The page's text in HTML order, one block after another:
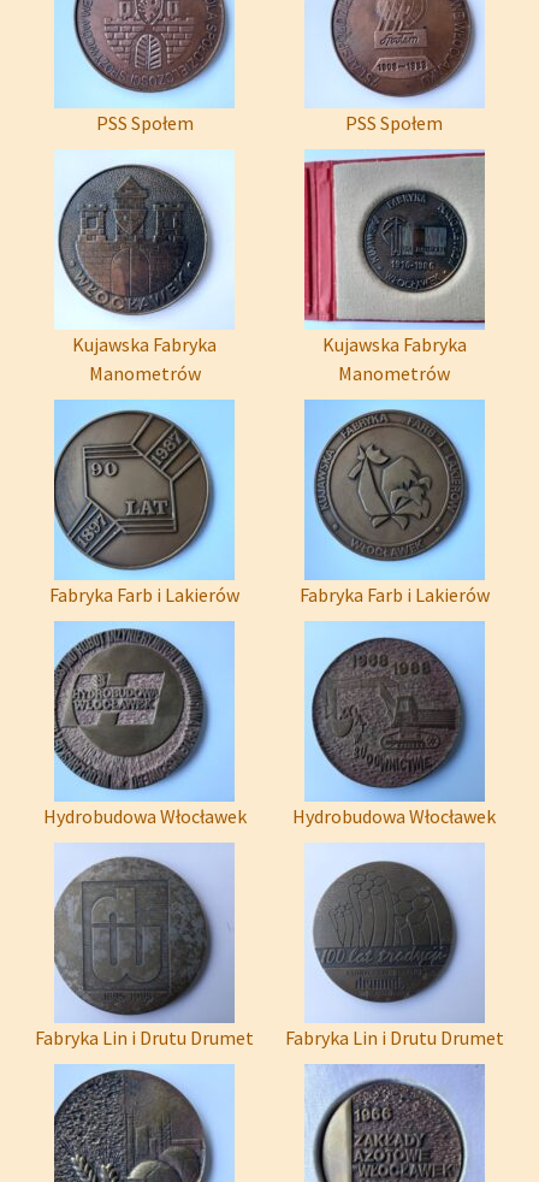
PSS Społem PSS Społem
Kujawska Fabryka
Manometrów
Kujawska Fabryka
Manometrów
Fabryka Farb i Lakierów Fabryka Farb i Lakierów
Hydrobudowa Włocławek Hydrobudowa Włocławek
Fabryka Lin i Drutu Drumet Fabryka Lin i Drutu Drumet